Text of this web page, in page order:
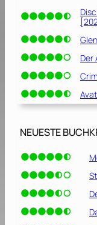
Der
NEUESTE